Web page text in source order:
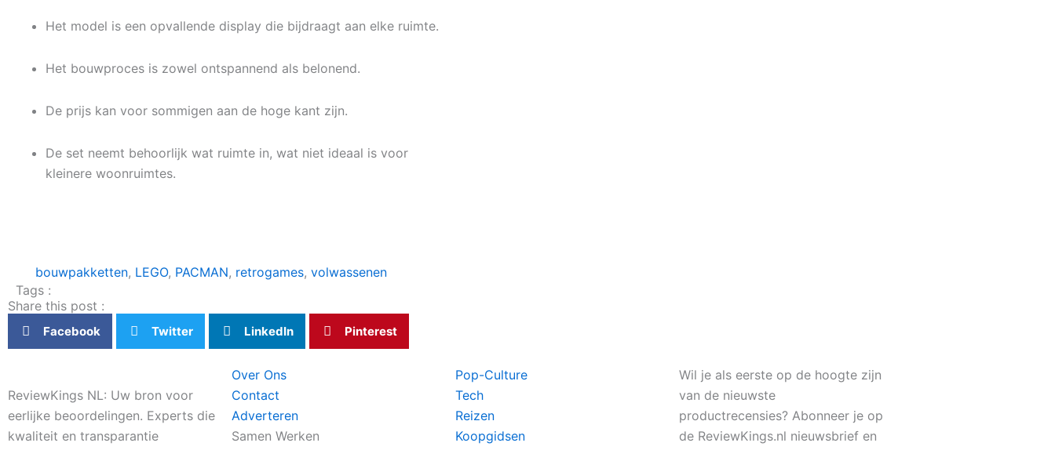
Het model is een opvallende display die bijdraagt aan elke ruimte.
Het bouwproces is zowel ontspannend als belonend.
De prijs kan voor sommigen aan de hoge kant zijn.
De set neemt behoorlijk wat ruimte in, wat niet ideaal is voor
kleinere woonruimtes.
bouwpakketten, LEGO, PACMAN, retrogames, volwassenen
Tags :
Share this post :
Facebook Twitter LinkedIn Pinterest
ReviewKings NL: Uw bron voor
eerlijke beoordelingen. Experts die
kwaliteit en transparantie
Over Ons
Contact
Adverteren
Samen Werken
Pop-Culture
Tech
Reizen
Koopgidsen
Wil je als eerste op de hoogte zijn
van de nieuwste
productrecensies? Abonneer je op
de ReviewKings.nl nieuwsbrief en